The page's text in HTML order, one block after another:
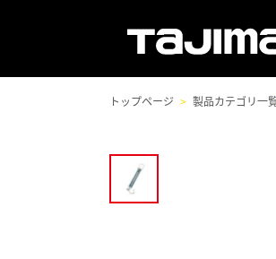
トップページ 製品カテゴリ一